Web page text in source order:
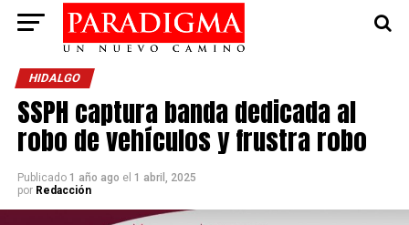
HIDALGO
SSPH captura banda dedicada al
robo de vehículos y frustra robo
Publicado 1 año ago el 1 abril, 2025
por Redacción